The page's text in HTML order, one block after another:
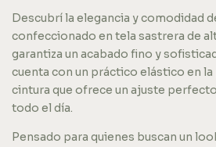
Descubrí la elegancia y comodidad
confeccionado en tela sastrera de
garantiza un acabado fino y
cuenta con un práctico elástico en
cintura que ofrece un ajuste
todo el día.
Pensado para quienes buscan un